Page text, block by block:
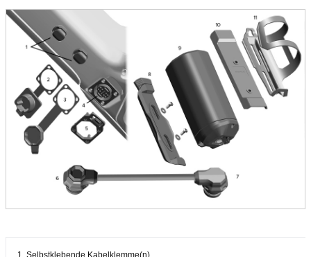
1. Selbstklebende Kabelklemme(n)